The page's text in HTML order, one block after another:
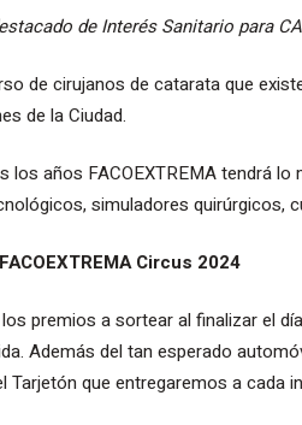
de Interés Sanitario para
de cirujanos de catarata que
de la Ciudad.
los años FACOEXTREMA tendrá
simuladores quirúrgicos,
Circus 2024
premios a sortear al finalizar el
Además del tan esperado
Tarjetón que entregaremos a cada